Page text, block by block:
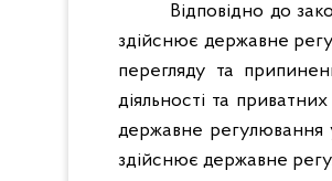
Відповідно до
здійснює державне
перегляду та
діяльності та
державне регулювання
здійснює державне